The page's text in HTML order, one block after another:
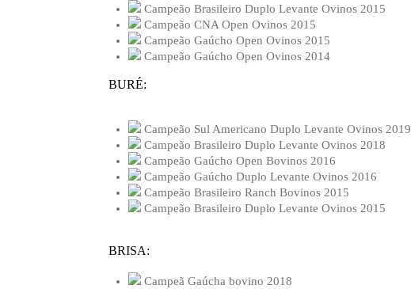
Campeão Brasileiro Duplo Levante Ovinos 2015
Campeão CNA Open Ovinos 2015
Campeão Gaúcho Open Ovinos 2015
Campeão Gaúcho Open Ovinos 2014
BURÉ:
Campeão Sul Americano Duplo Levante Ovinos 2019
Campeão Brasileiro Duplo Levante Ovinos 2018
Campeão Gaúcho Open Bovinos 2016
Campeão Gaúcho Duplo Levante Ovinos 2016
Campeão Brasileiro Ranch Bovinos 2015
Campeão Brasileiro Duplo Levante Ovinos 2015
BRISA:
Campeã Gaúcha bovino 2018